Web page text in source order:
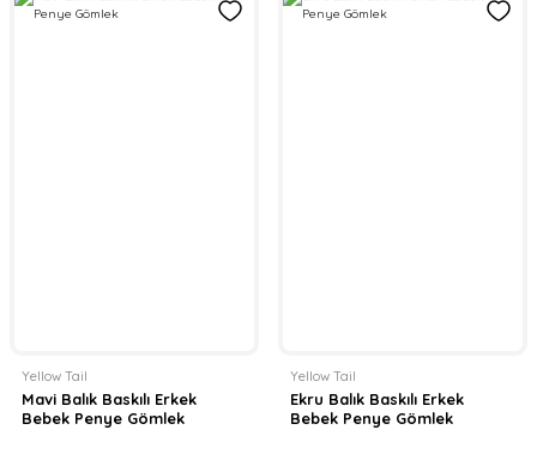
Yellow Tail
Mavi Balık Baskılı Erkek
Bebek Penye Gömlek
Yellow Tail
Ekru Balık Baskılı Erkek
Bebek Penye Gömlek